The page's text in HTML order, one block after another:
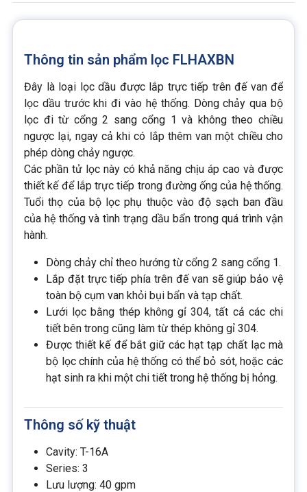
Thông tin sản phẩm lọc FLHAXBN
Đây là loại lọc dầu được lắp trực tiếp trên đế van để
lọc dầu trước khi đi vào hệ thống. Dòng chảy qua bộ
lọc đi từ cổng 2 sang cổng 1 và không theo chiều
ngược lại, ngay cả khi có lắp thêm van một chiều cho
phép dòng chảy ngược.
Các phần tử lọc này có khả năng chịu áp cao và được
thiết kế để lắp trực tiếp trong đường ống của hệ thống.
Tuổi thọ của bộ lọc phụ thuộc vào độ sạch ban đầu
của hệ thống và tình trạng dầu bẩn trong quá trình vận
hành.
Dòng chảy chỉ theo hướng từ cổng 2 sang cổng 1.
Lắp đặt trực tiếp phía trên đế van sẽ giúp bảo vệ
toàn bộ cụm van khỏi bụi bẩn và tạp chất.
Lưới lọc bằng thép không gỉ 304, tất cả các chi
tiết bên trong cũng làm từ thép không gỉ 304.
Được thiết kế để bắt giữ các hạt tạp chất lạc mà
bộ lọc chính của hệ thống có thể bỏ sót, hoặc các
hạt sinh ra khi một chi tiết trong hệ thống bị hỏng.
Thông số kỹ thuật
Cavity: T-16A
Series: 3
Lưu lượng: 40 gpm